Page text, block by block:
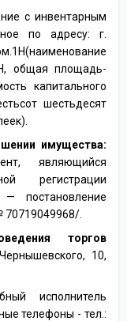
с инвентарным
по адресу: г.
общая площадь-
капитального
шестьдесят
имущества:
являющийся
регистрации
постановление
70719049968/.
торгов
10,
исполнитель
телефоны - тел.: